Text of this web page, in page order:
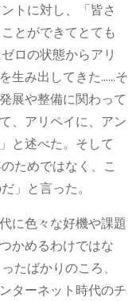
トに対し、「皆さ
とができてとても
ロの状態からアリ
生み出してきた……そ
展や整備に関わって
、アリペイに、アン
と述べた。そして
ためではなく、こ
」と言った。
に色々な好機や課題
かめるわけではな
たばかりのころ、
ターネット時代のチ